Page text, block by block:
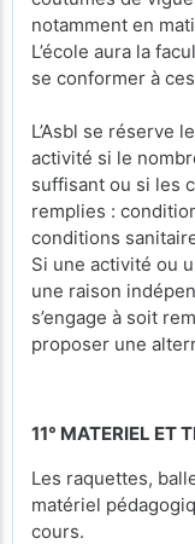
notamment en
L’école aura la
se conformer à
L’Asbl se réserve
activité si le
suffisant ou si les
remplies :
conditions
Si une activité ou
une raison
s’engage à soit
proposer une
11° MATERIEL ET
Les raquettes,
matériel
cours.